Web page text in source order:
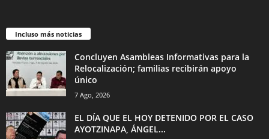
Incluso más noticias
Concluyen Asambleas Informativas para la
Relocalización; familias recibirán apoyo
único
7 Ago, 2026
EL DÍA QUE EL HOY DETENIDO POR EL CASO
AYOTZINAPA, ÁNGEL...